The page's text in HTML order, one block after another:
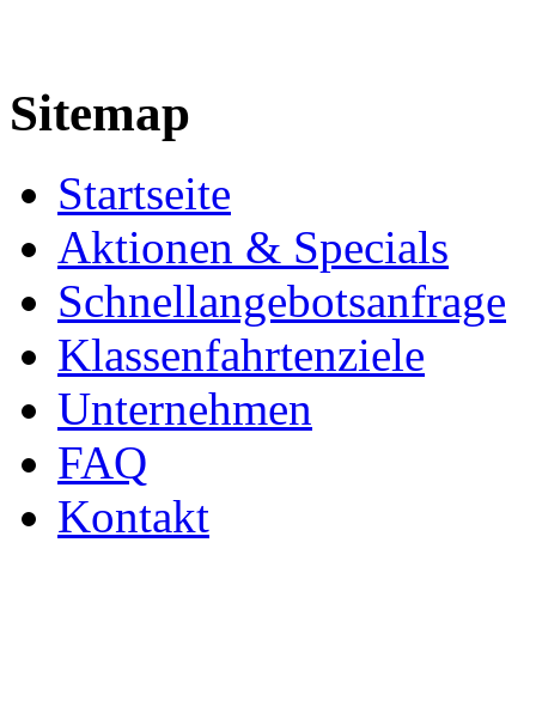
Sitemap
Startseite
Aktionen & Specials
Schnellangebotsanfrage
Klassenfahrtenziele
Unternehmen
FAQ
Kontakt